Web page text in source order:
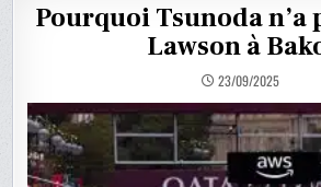
Pourquoi Tsunoda n’a
Lawson à
23/09/2025